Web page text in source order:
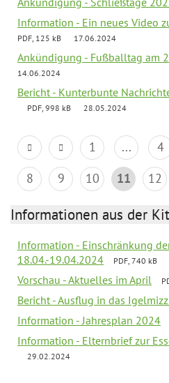
Information - Ein neues Video
PDF, 125 kB 17.06.2024
Ankündigung - Fußballtag am
14.06.2024
Bericht - Kunterbunte
PDF, 998 kB 28.05.2024
1 ... 4
8
9 10 11 12
Informationen aus der
Information - Einschränkung
18.04.-19.04.2024
PDF, 740 kB
Vorschau - Aktuelles im April
Bericht - Ausflug in das
Information - Jahresplan 2024
Information - Elternbrief zur
29.02.2024